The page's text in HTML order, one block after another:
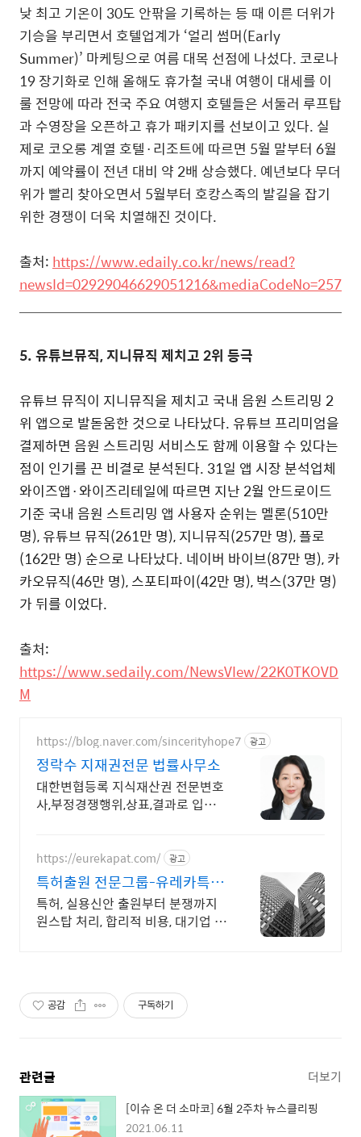
낮 최고 기온이 30도 안팎을 기록하는 등 때 이른 더위가
기승을 부리면서 호텔업계가 ‘얼리 썸머(Early
Summer)’ 마케팅으로 여름 대목 선점에 나섰다. 코로나
19 장기화로 인해 올해도 휴가철 국내 여행이 대세를 이
룰 전망에 따라 전국 주요 여행지 호텔들은 서둘러 루프탑
과 수영장을 오픈하고 휴가 패키지를 선보이고 있다. 실
제로 코오롱 계열 호텔·리조트에 따르면 5월 말부터 6월
까지 예약률이 전년 대비 약 2배 상승했다. 예년보다 무더
위가 빨리 찾아오면서 5월부터 호캉스족의 발길을 잡기
위한 경쟁이 더욱 치열해진 것이다.
출처: https://www.edaily.co.kr/news/read?
newsId=02929046629051216&mediaCodeNo=257
5.유튜브뮤직, 지니뮤직 제치고 2위 등극
유튜브 뮤직이 지니뮤직을 제치고 국내 음원 스트리밍 2
위 앱으로 발돋움한 것으로 나타났다. 유튜브 프리미엄을
결제하면 음원 스트리밍 서비스도 함께 이용할 수 있다는
점이 인기를 끈 비결로 분석된다. 31일 앱 시장 분석업체
와이즈앱·와이즈리테일에 따르면 지난 2월 안드로이드
기준 국내 음원 스트리밍 앱 사용자 순위는 멜론(510만
명), 유튜브 뮤직(261만 명), 지니뮤직(257만 명), 플로
(162만 명) 순으로 나타났다. 네이버 바이브(87만 명), 카
카오뮤직(46만 명), 스포티파이(42만 명), 벅스(37만 명)
가 뒤를 이었다.
출처:
https://www.sedaily.com/NewsVIew/22K0TKOVD
M
https://blog.naver.com/sincerityhope7 광고
정락수 지재권전문 법률사무소
대한변협등록 지식재산권 전문변호
사,부정경쟁행위,상표,결과로 입증하
https://eurekapat.com/ 광고
특허출원 전문그룹-유레카특허
합리적비용, 특허 검토무료!
특허, 실용신안 출원부터 분쟁까지
원스탑 처리, 합리적 비용, 대기업 업
공감 구독하기
관련글 더보기
[이슈 온 더 소마코] 6월 2주차 뉴스클리핑
2021.06.11